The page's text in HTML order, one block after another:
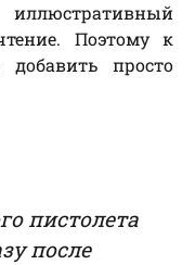
Поэтому к
просто
пистолета
после